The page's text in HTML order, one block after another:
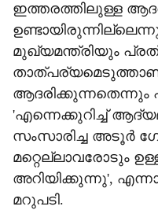
ഇത്തരത്തിലുള്ള
മുഖ്യമന്ത്രിയും
ആദരിക്കുന്നതെന്നും
'എന്നെക്കുറിച്ച്
സംസാരിച്ച അടൂർ
മറ്റെല്ലാവരോടും
അറിയിക്കുന്നു',
മറുപടി.